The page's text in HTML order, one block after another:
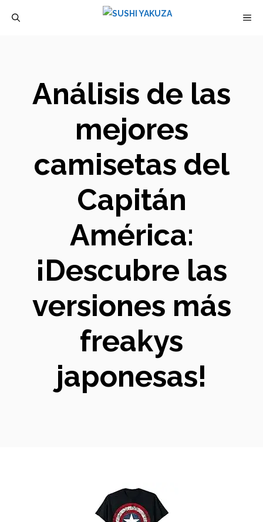
Análisis de las
mejores
camisetas del
Capitán
América:
¡Descubre las
versiones más
freakys
japonesas!